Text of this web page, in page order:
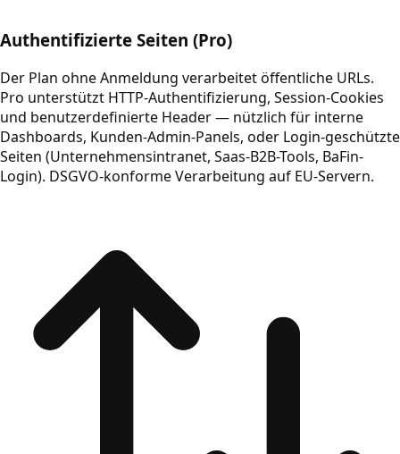
Authentifizierte Seiten (Pro)
Der Plan ohne Anmeldung verarbeitet öffentliche URLs.
Pro unterstützt HTTP-Authentifizierung, Session-Cookies
und benutzerdefinierte Header — nützlich für interne
Dashboards, Kunden-Admin-Panels, oder Login-geschützte
Seiten (Unternehmensintranet, Saas-B2B-Tools, BaFin-
Login). DSGVO-konforme Verarbeitung auf EU-Servern.